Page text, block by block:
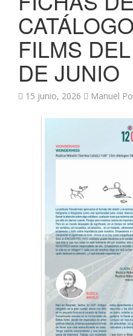
FILMS
DE JUNIO
15 junio, 2026 Manuel